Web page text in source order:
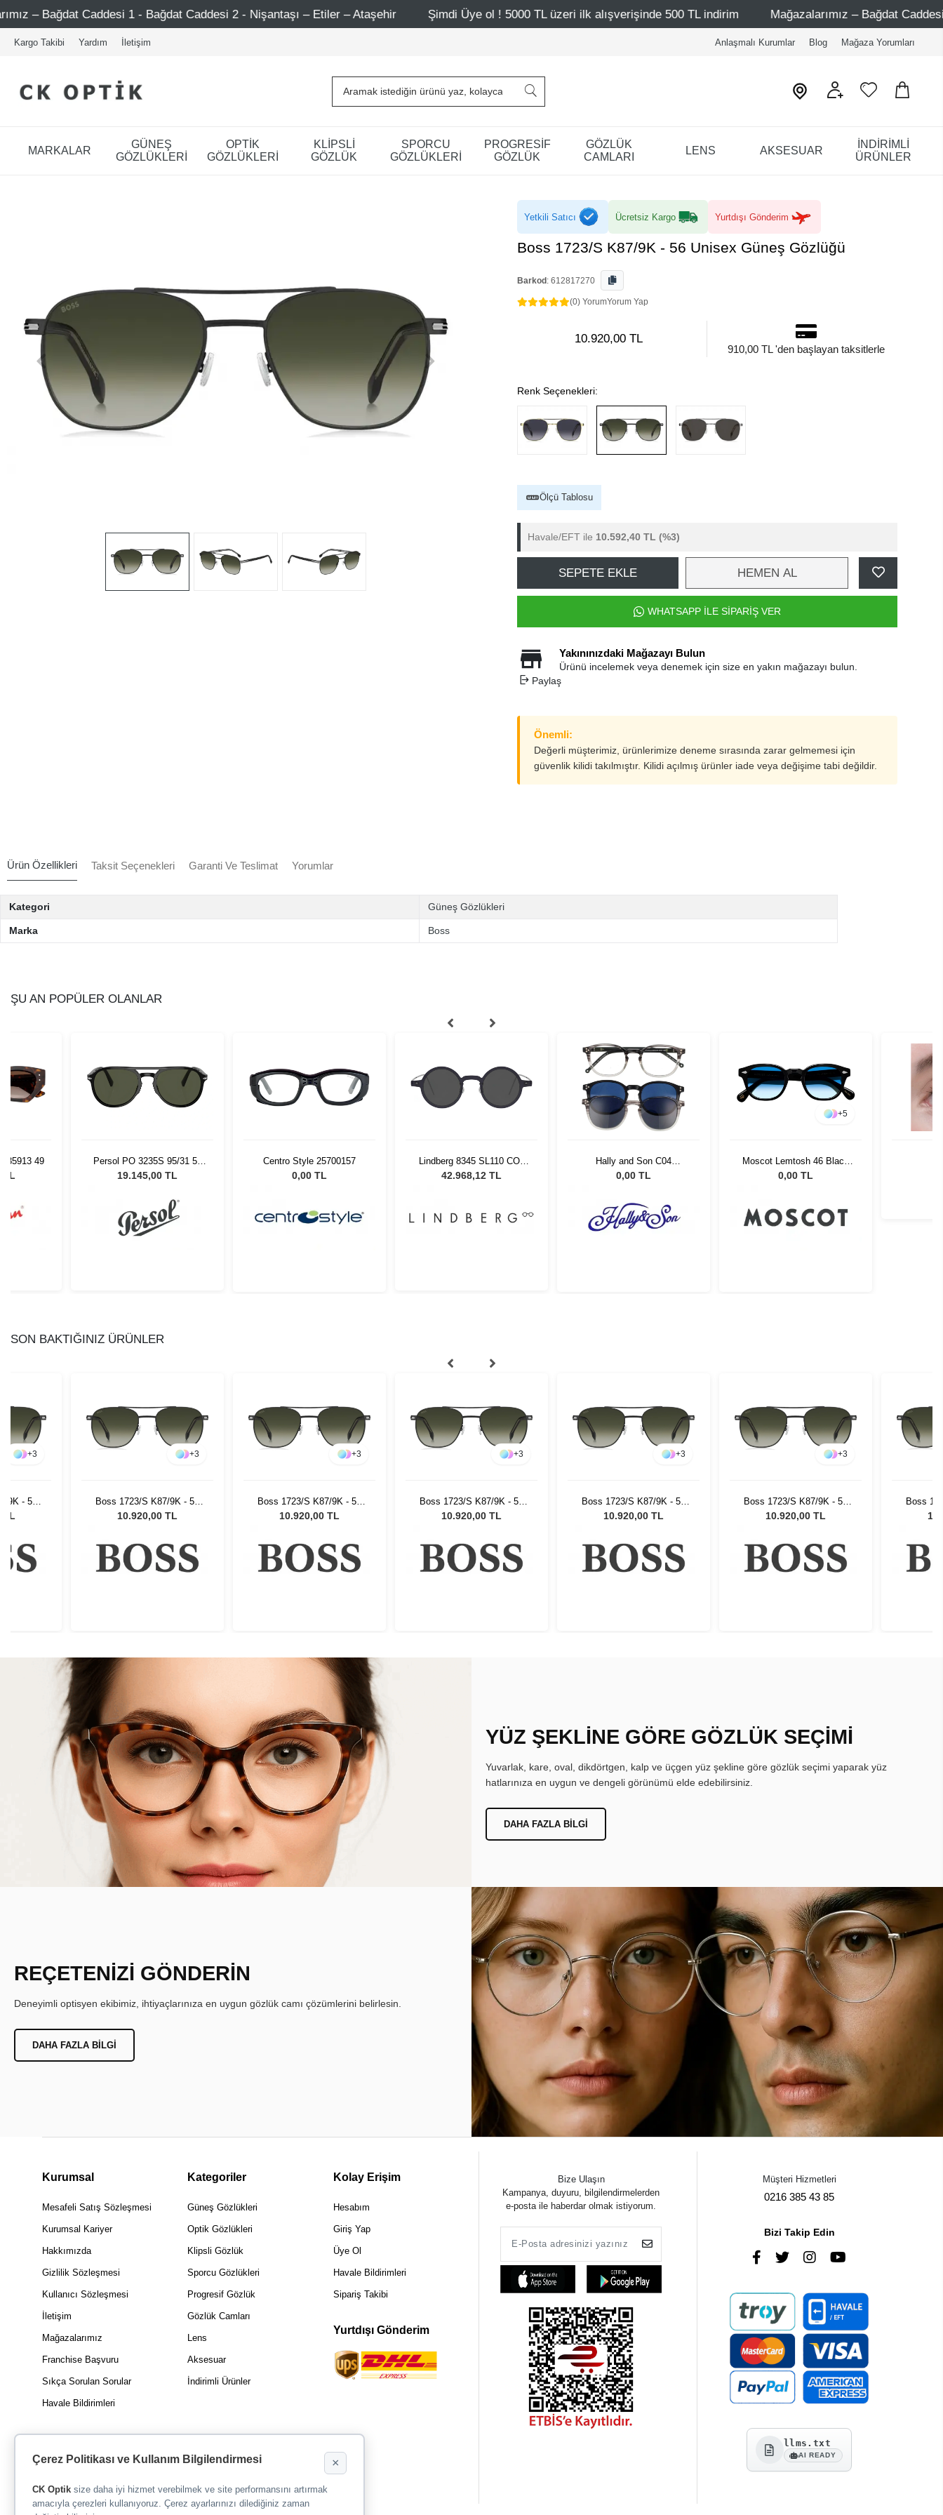
Caddesi 1 - Bağdat Caddesi 2 - Nişantaşı – Etiler – Ataşehir Şimdi Üye ol ! 5000 TL üzeri ilk alışverişinde 500 TL indirim Mağazalarımız – Bağdat Caddesi 1 - Bağdat
Kargo Takibi Yardım İletişim Anlaşmalı Kurumlar Blog Mağaza Yorumları
MARKALAR
GÜNEŞ
GÖZLÜKLERİ
OPTİK
GÖZLÜKLERİ
KLİPSLİ
GÖZLÜK
SPORCU
GÖZLÜKLERİ
PROGRESİF
GÖZLÜK
GÖZLÜK
CAMLARI
LENS AKSESUAR
İNDİRİMLİ
ÜRÜNLER
Yetkili Satıcı Ücretsiz Kargo Yurtdışı Gönderim
Boss 1723/S K87/9K - 56 Unisex Güneş Gözlüğü
Barkod : 612817270
(0) YorumYorum Yap
10.920,00 TL
910,00 TL 'den başlayan taksitlerle
Renk Seçenekleri:
Ölçü Tablosu
Havale/EFT ile 10.592,40 TL (%3)
SEPETE EKLE HEMEN AL
WHATSAPP İLE SİPARİŞ VER
Yakınınızdaki Mağazayı Bulun
Ürünü incelemek veya denemek için size en yakın mağazayı bulun.
Paylaş
Önemli:
Değerli müşterimiz, ürünlerimize deneme sırasında zarar gelmemesi için
güvenlik kilidi takılmıştır. Kilidi açılmış ürünler iade veya değişime tabi değildir.
Ürün Özellikleri Taksit Seçenekleri Garanti Ve Teslimat Yorumlar
Kategori Güneş Gözlükleri
Marka Boss
ŞU AN POPÜLER OLANLAR
49
TL
Persol PO 3235S 95/31 55
Unisex Güneş Gözlüğü
19.145,00 TL
Centro Style 25700157
0,00 TL
Lindberg 8345 SL110 CO6
P10 43
42.968,12 TL
Hally and Son C04
HSA14C04
0,00 TL
+5
Moscot Lemtosh 46 Black
Broadway Blue Fad
0,00 TL
SON BAKTIĞINIZ ÜRÜNLER
+3
9K - 56
TL
+3
Boss 1723/S K87/9K - 56
Unisex Güneş Gözlüğü
10.920,00 TL
+3
Boss 1723/S K87/9K - 56
Unisex Güneş Gözlüğü
10.920,00 TL
+3
Boss 1723/S K87/9K - 56
Unisex Güneş Gözlüğü
10.920,00 TL
+3
Boss 1723/S K87/9K - 56
Unisex Güneş Gözlüğü
10.920,00 TL
+3
Boss 1723/S K87/9K - 56
Unisex Güneş Gözlüğü
10.920,00 TL
Boss
YÜZ ŞEKLİNE GÖRE GÖZLÜK SEÇİMİ
Yuvarlak, kare, oval, dikdörtgen, kalp ve üçgen yüz şekline göre gözlük seçimi yaparak yüz
hatlarınıza en uygun ve dengeli görünümü elde edebilirsiniz.
DAHA FAZLA BILGI
REÇETENİZİ GÖNDERİN
Deneyimli optisyen ekibimiz, ihtiyaçlarınıza en uygun gözlük camı çözümlerini belirlesin.
DAHA FAZLA BILGI
Kurumsal
Mesafeli Satış Sözleşmesi
Kurumsal Kariyer
Hakkımızda
Gizlilik Sözleşmesi
Kullanıcı Sözleşmesi
İletişim
Mağazalarımız
Franchise Başvuru
Sıkça Sorulan Sorular
Havale Bildirimleri
Kategoriler
Güneş Gözlükleri
Optik Gözlükleri
Klipsli Gözlük
Sporcu Gözlükleri
Progresif Gözlük
Gözlük Camları
Lens
Aksesuar
İndirimli Ürünler
Kolay Erişim
Hesabım
Giriş Yap
Üye Ol
Havale Bildirimleri
Sipariş Takibi
Yurtdışı Gönderim
Bize Ulaşın
Kampanya, duyuru, bilgilendirmelerden
e-posta ile haberdar olmak istiyorum.
Müşteri Hizmetleri
0216 385 43 85
Bizi Takip Edin
llms.txt
AI READY
Çerez Politikası ve Kullanım Bilgilendirmesi ×
CK Optik size daha iyi hizmet verebilmek ve site performansını artırmak
amacıyla çerezleri kullanıyoruz. Çerez ayarlarınızı dilediğiniz zaman